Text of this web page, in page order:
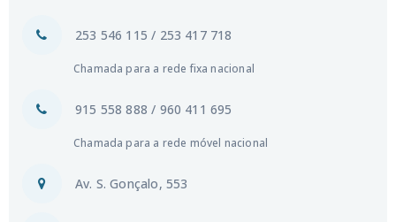
253 546 115 / 253 417 718
Chamada para a rede fixa nacional
915 558 888 / 960 411 695
Chamada para a rede móvel nacional
Av. S. Gonçalo, 553